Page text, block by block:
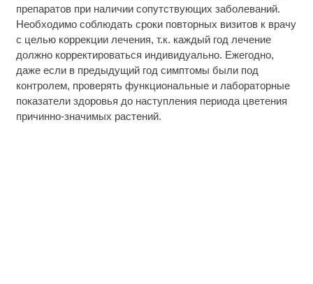
препаратов при наличии сопутствующих заболеваний.
Необходимо соблюдать сроки повторных визитов к врачу
с целью коррекции лечения, т.к. каждый год лечение
должно корректироваться индивидуально. Ежегодно,
даже если в предыдущий год симптомы были под
контролем, проверять функциональные и лабораторные
показатели здоровья до наступления периода цветения
причинно-значимых растений.